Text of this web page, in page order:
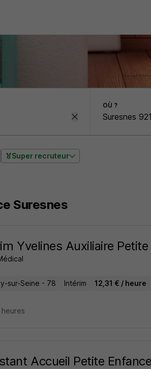
OÙ ?
Super recruteur
Suresnes
Yvelines Auxiliaire
sur-Seine - 78 Intérim 12,31 € / heure
Accueil Petite